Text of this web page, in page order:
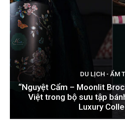
DU LỊCH - ẨM
“Nguyệt Cẩm – Moonlit
Việt trong bộ sưu tập
Luxury